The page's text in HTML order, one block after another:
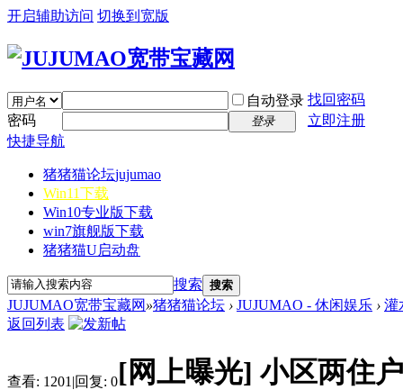
开启辅助访问 切换到宽版
自动登录 找回密码
密码
登录
立即注册
快捷导航
猪猪猫论坛jujumao
Win11下载
Win10专业版下载
win7旗舰版下载
猪猪猫U启动盘
搜索 搜索
JUJUMAO宽带宝藏网 »猪猪猫论坛 › JUJUMAO - 休闲娱乐 › 灌
返回列表
查看: 1201 |回复: 0[网上曝光] 小区两住